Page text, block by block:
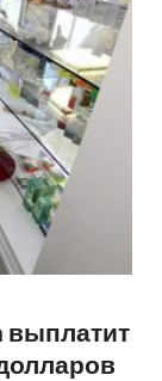
выплатит